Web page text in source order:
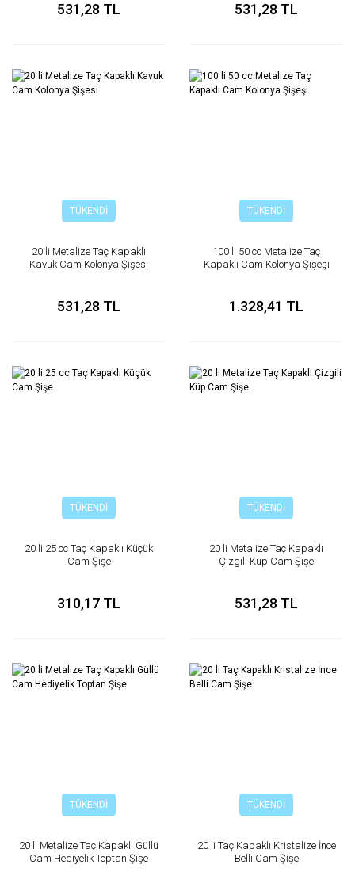
531,28 TL 531,28 TL
TÜKENDİ
20 li Metalize Taç Kapaklı
Kavuk Cam Kolonya Şişesi
531,28 TL
TÜKENDİ
100 li 50 cc Metalize Taç
Kapaklı Cam Kolonya Şişeşi
1.328,41 TL
TÜKENDİ
20 li 25 cc Taç Kapaklı Küçük
Cam Şişe
310,17 TL
TÜKENDİ
20 li Metalize Taç Kapaklı
Çizgili Küp Cam Şişe
531,28 TL
TÜKENDİ
20 li Metalize Taç Kapaklı Güllü
Cam Hediyelik Toptan Şişe
TÜKENDİ
20 li Taç Kapaklı Kristalize İnce
Belli Cam Şişe